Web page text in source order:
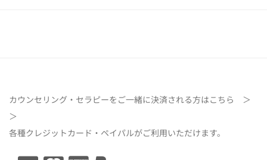
カウンセリング・セラピーをご一緒に決済される方はこちら ＞
＞
各種クレジットカード・ペイパルがご利用いただけます。